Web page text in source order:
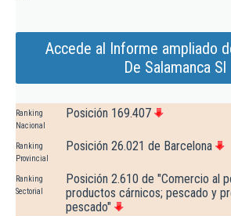
Accede al Informe ampliado
De Salamanca Sl
Ranking
Nacional
Posición 169.407
Ranking
Provincial
Posición 26.021 de Barcelona
Ranking
Sectorial
Posición 2.610 de "Comercio al
productos cárnicos; pescado y
pescado"